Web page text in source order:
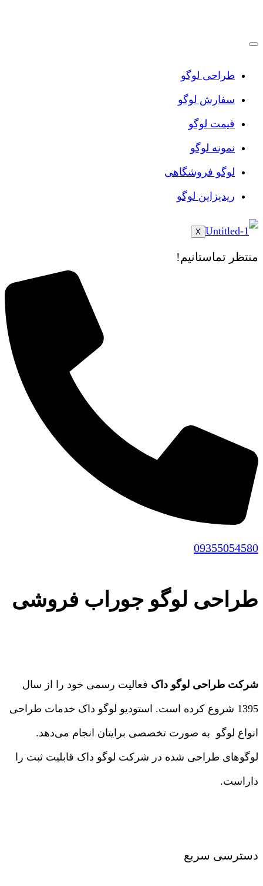
طراحی لوگو
سفارش لوگو
قیمت لوگو
نمونه لوگو
لوگو فروشگاهی
ریدیزاین لوگو
X
منتظر تماستانیم!
09355054580
طراحی لوگو جوراب فروشی
شرکت طراحی لوگو داک فعالیت رسمی خود را از سال
1395 شروع کرده است. استودیو لوگو داک خدمات طراحی
انواع لوگو به صورت تخصصی برایتان انجام می‌دهد.
لوگوهای طراحی شده در شرکت لوگو داک قابلیت ثبت را
داراست.
دسترسی سریع